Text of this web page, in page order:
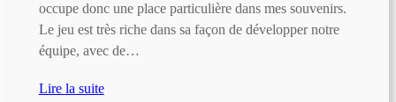
occupe donc une place particulière dans mes souvenirs.
Le jeu est très riche dans sa façon de développer notre
équipe, avec de…
Lire la suite